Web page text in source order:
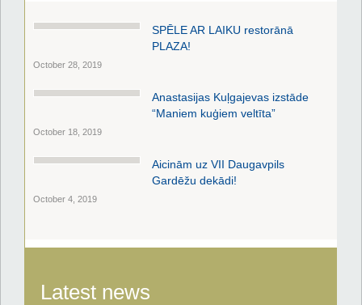
SPĒLE AR LAIKU restorānā
PLAZA!
October 28, 2019
Anastasijas Kuļgajevas izstāde
“Maniem kuģiem veltīta”
October 18, 2019
Aicinām uz VII Daugavpils
Gardēžu dekādi!
October 4, 2019
Latest news